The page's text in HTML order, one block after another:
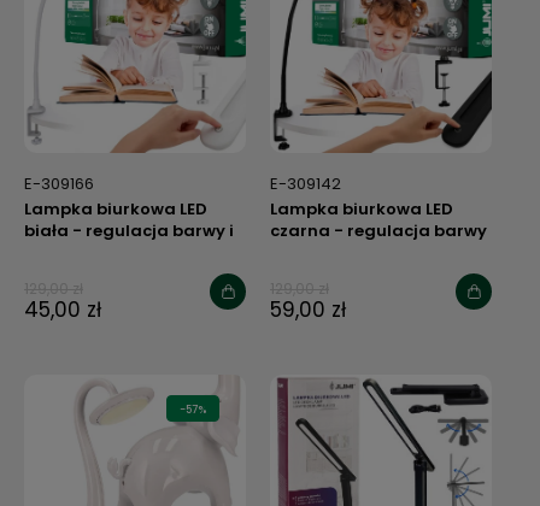
E-309166
Lampka biurkowa LED
biała - regulacja barwy i
45,00 zł
E-309142
Lampka biurkowa LED
czarna - regulacja barwy
59,00 zł
-57%